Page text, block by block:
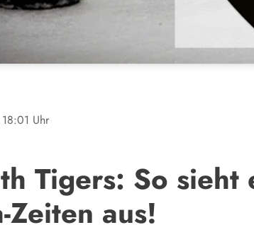
Uhr
Tigers: So
Zeiten aus!